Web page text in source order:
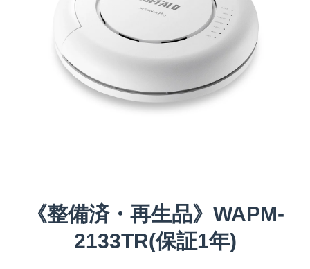
《整備済・再生品》WAPM-
2133TR(保証1年)